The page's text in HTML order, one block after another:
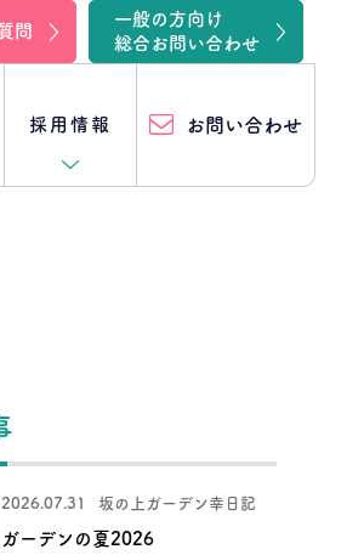
問
一般の方向け
総合お問い合わせ
ホーム
ビリセンター
曳馬野
採用情報
ビリ職編
職員編
お問い合わせ
2026.07.31 坂の上ガーデン幸日記
ガーデンの夏2026